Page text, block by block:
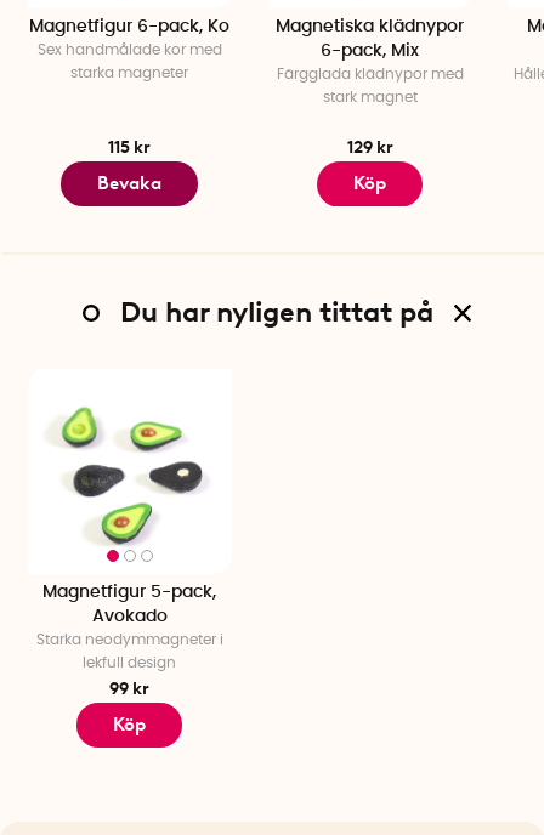
Magnetfigur 6-pack, Ko
Sex handmålade kor med
starka magneter
115 kr
Bevaka
Magnetiska klädnypor
6-pack, Mix
Färgglada klädnypor med
stark magnet
129 kr
Köp
Du har nyligen tittat på
Magnetfigur 5-pack,
Avokado
Starka neodymmagneter i
lekfull design
99 kr
Köp